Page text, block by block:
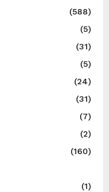
(588)
(5)
(31)
(5)
(24)
(31)
(7)
(2)
(160)
(1)